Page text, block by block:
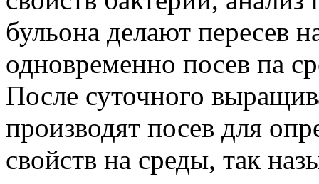
бульона делают пересев
одновременно посев па
После суточного
производят посев для
свойств на среды, так